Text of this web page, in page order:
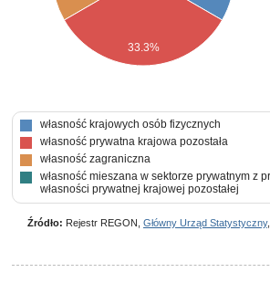
33.3%
własność krajowych osób fizycznych
własność prywatna krajowa pozostała
własność zagraniczna
własność mieszana w sektorze prywatnym z
własności prywatnej krajowej pozostałej
Źródło: Rejestr REGON, Główny Urząd Statystyczny